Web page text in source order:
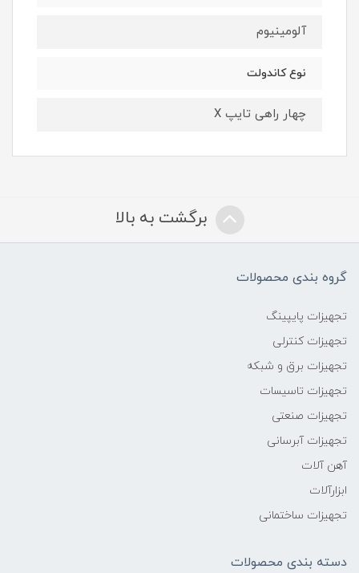
آلومینیوم
نوع کاندولت
چهار راهی تایپ X
برگشت به بالا
گروه بندی محصولات
تجهیزات پایپینگ
تجهیزات کنترلی
تجهیزات برق و شبکه
تجهیزات تاسیسات
تجهیزات صنعتی
تجهیزات آبرسانی
آهن آلات
ابزارآلات
تجهیزات ساختمانی
دسته بندی محصولات